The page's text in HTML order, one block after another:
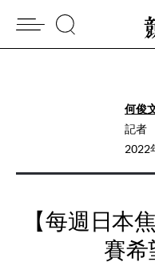
何俊
記者
2022
【每週日本
賽希